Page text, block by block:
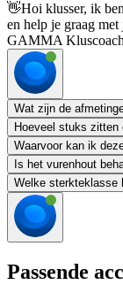
👋Hoi klusser, ik
en help je graag met
GAMMA
Wat zijn de
Hoeveel stuks zitten
Waarvoor kan ik
Is het vurenhout
Welke sterkteklasse
Passende